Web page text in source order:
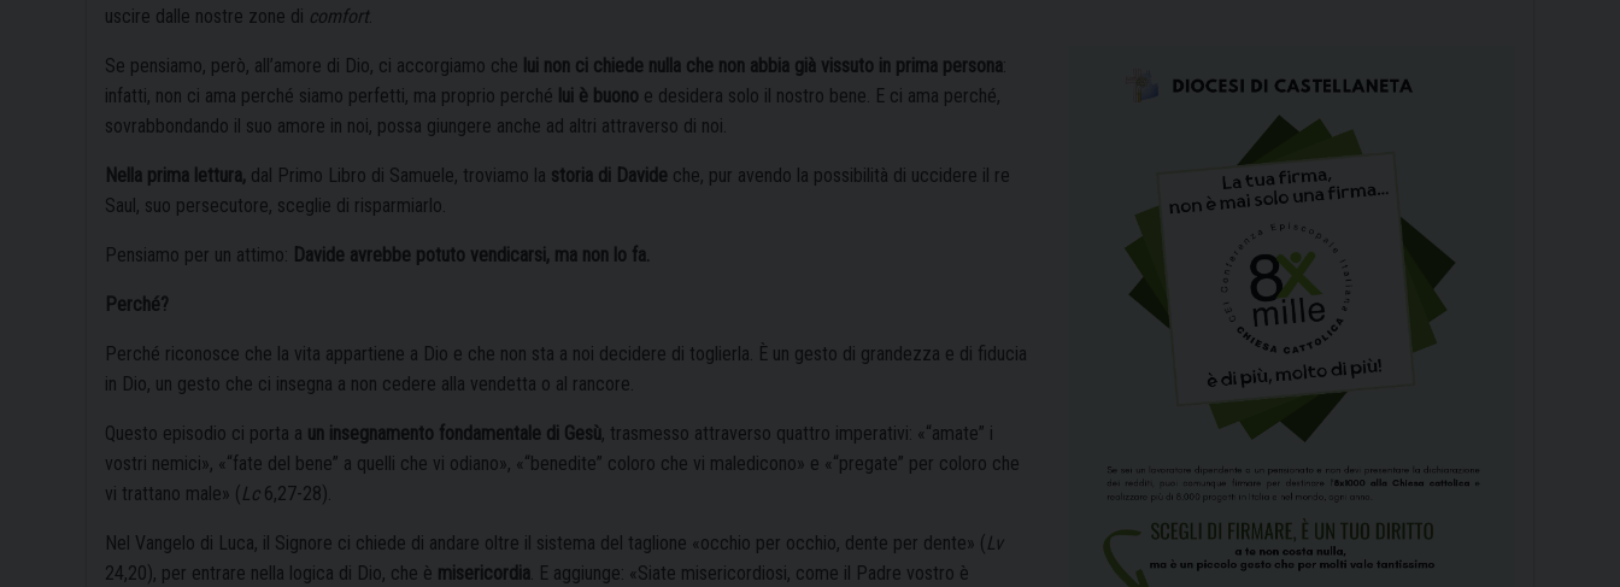
uscire dalle nostre zone di comfort.
Se pensiamo, però, all’amore di Dio, ci accorgiamo che lui non ci chiede nulla che non abbia già vissuto in prima persona:
infatti, non ci ama perché siamo perfetti, ma proprio perché lui è buono e desidera solo il nostro bene. E ci ama perché,
sovrabbondando il suo amore in noi, possa giungere anche ad altri attraverso di noi.
Nella prima lettura, dal Primo Libro di Samuele, troviamo la storia di Davide che, pur avendo la possibilità di uccidere il re
Saul, suo persecutore, sceglie di risparmiarlo.
Pensiamo per un attimo: Davide avrebbe potuto vendicarsi, ma non lo fa.
Perché?
Perché riconosce che la vita appartiene a Dio e che non sta a noi decidere di toglierla. È un gesto di grandezza e di fiducia
in Dio, un gesto che ci insegna a non cedere alla vendetta o al rancore.
Questo episodio ci porta a un insegnamento fondamentale di Gesù, trasmesso attraverso quattro imperativi: «“amate” i
vostri nemici», «“fate del bene” a quelli che vi odiano», «“benedite” coloro che vi maledicono» e «“pregate” per coloro che
vi trattano male» ( Lc6,27-28).
Nel Vangelo di Luca, il Signore ci chiede di andare oltre il sistema del taglione «occhio per occhio, dente per dente» ( Lv
24,20), per entrare nella logica di Dio, che è misericordia. E aggiunge: «Siate misericordiosi, come il Padre vostro è